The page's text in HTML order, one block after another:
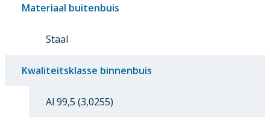
Materiaal buitenbuis
Staal
Kwaliteitsklasse binnenbuis
Al 99,5 (3,0255)